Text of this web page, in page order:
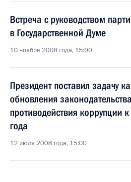
Встреча с руководством
в Государственной Думе
10 ноября 2008 года, 15:00
Президент поставил задачу
обновления
противодействия коррупции
года
12 июля 2008 года, 15:00